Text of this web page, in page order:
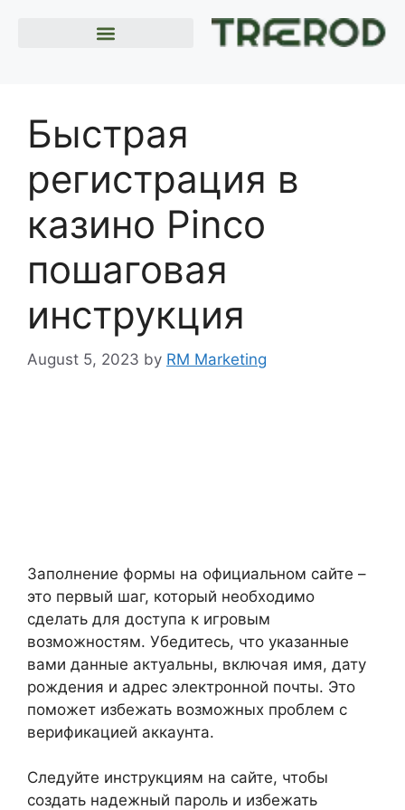
Быстрая
регистрация в
казино Pinco
пошаговая
инструкция
August 5, 2023 by RM Marketing
Заполнение формы на официальном сайте –
это первый шаг, который необходимо
сделать для доступа к игровым
возможностям. Убедитесь, что указанные
вами данные актуальны, включая имя, дату
рождения и адрес электронной почты. Это
поможет избежать возможных проблем с
верификацией аккаунта.
Следуйте инструкциям на сайте, чтобы
создать надежный пароль и избежать